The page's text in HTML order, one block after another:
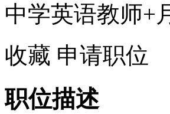
中学英语教师+
收藏 申请职位
职位描述